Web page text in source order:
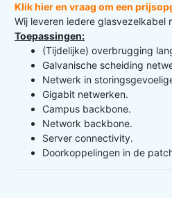
Klik hier en vraag om een
Wij leveren iedere
Toepassingen:
(Tijdelijke) overbrugging
Galvanische scheiding
Netwerk in
Gigabit netwerken.
Campus backbone.
Network backbone.
Server connectivity.
Doorkoppelingen in de